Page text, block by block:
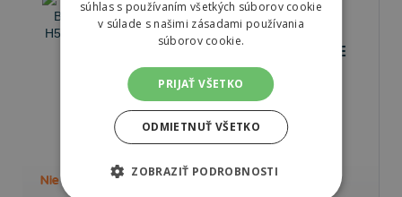
Bridgestone BATTLECRUISE
H50
130/90 B16 73 H Zadné
Nie je skladom
súhlas s používaním všetkých súborov cookie
v súlade s našimi zásadami používania
súborov cookie.
PRIJAŤ VŠETKO
ODMIETNUŤ VŠETKO
ZOBRAZIŤ PODROBNOSTI